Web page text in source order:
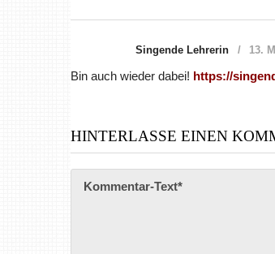
Singende Lehrerin 13.
Bin auch wieder dabei! https://
HINTERLASSE EINEN